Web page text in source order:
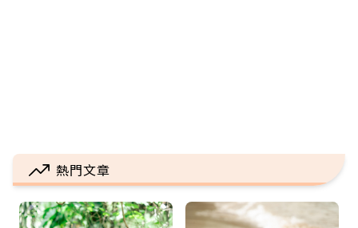
熱門文章